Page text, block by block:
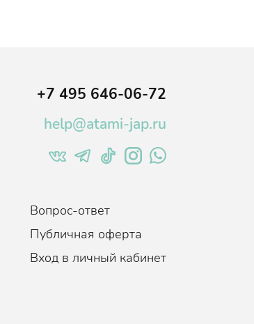
+7 495 646-06-72
help@atami-jap.ru
Вопрос-ответ
Публичная оферта
Вход в личный кабинет